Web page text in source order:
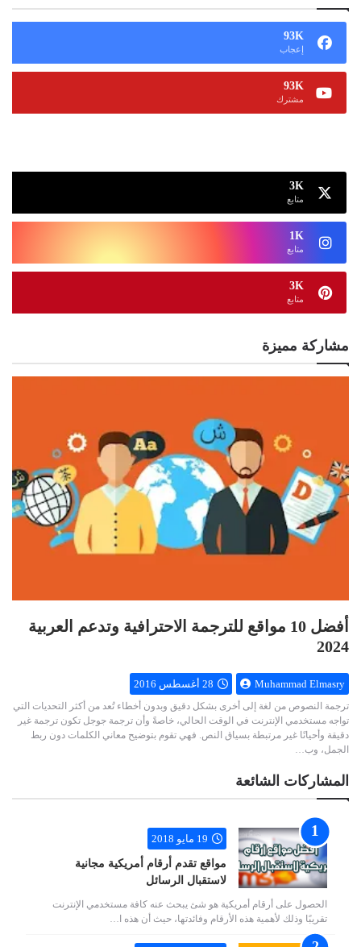
93K
إعجاب
93K
مشترك
3K
متابع
1K
متابع
3K
متابع
مشاركة مميزة
أفضل 10 مواقع للترجمة الاحترافية وتدعم العربية
2024
Muhammad Elmasry 28 أغسطس 2016
ترجمة النصوص من لغة إلى أخرى بشكل دقيق وبدون أخطاء تُعد من أكثر التحديات التي
تواجه مستخدمي الإنترنت في الوقت الحالي، خاصةً وأن ترجمة جوجل تكون ترجمة غير
دقيقة وأحيانًا غير مرتبطة بسياق النص. فهي تقوم بتوضيح معاني الكلمات دون ربط
الجمل، وب…
المشاركات الشائعة
19 مايو 2018
مواقع تقدم أرقام أمريكية مجانية
لاستقبال الرسائل
الحصول على أرقام أمريكية هو شئ يبحث عنه كافة مستخدمي الإنترنت
تقريبًا وذلك لأهمية هذه الأرقام وفائدتها، حيث أن هذه ا…